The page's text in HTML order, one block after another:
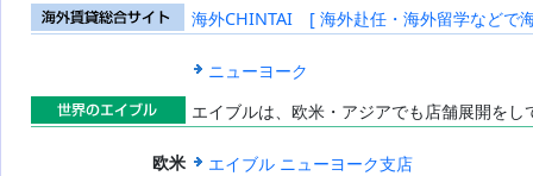
海外賃貸総合
海外CHINTAI [ 海外赴任・海外留学などで
ニューヨーク
世界のエイブ
エイブルは、欧米・アジアでも店舗展開を
欧米
エイブル ニューヨーク支店